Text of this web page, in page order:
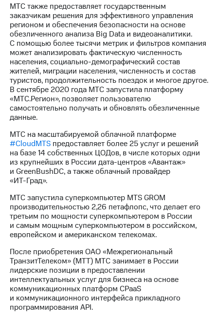
МТС также предоставляет государственным
заказчикам решения для эффективного управления
регионом и обеспечения безопасности на основе
обезличенного анализа Big Data и видеоаналитики.
С помощью более тысячи метрик и фильтров компания
может анализировать фактическую численность
населения,социально-демографический состав
жителей, миграции населения, численность и состав
туристов, продолжительность поездок и многое другое.
В сентябре 2020 года МТС запустила платформу
«МТС.Регион», позволяет пользователю
самостоятельно получать и обновлять обезличенные
данные.
МТС на масштабируемой облачной платформе
#CloudМТS предоставляет более 25 услуг и решений
на базе 14 собственных ЦОДов, в числе которых одни
из крупнейших в России дата-центров«Авантаж»
и GreenBushDC, а также облачный провайдер
«ИТ-Град».
МТС запустила суперкомпьютер MTS GROM
производительностью 2,26 петафлопс, что делает его
третьим по мощности суперкомпьютером в России
и самым мощным суперкомпьютером в российском,
европейском и американском телекомах.
После приобретения ОАО «Межрегиональный
ТранзитТелеком» (МТТ) МТС занимает в России
лидерские позиции в предоставлении
интеллектуальных услуг для бизнеса на основе
коммуникационных платформ CPaaS
и коммуникационного интерфейса прикладного
программирования API.